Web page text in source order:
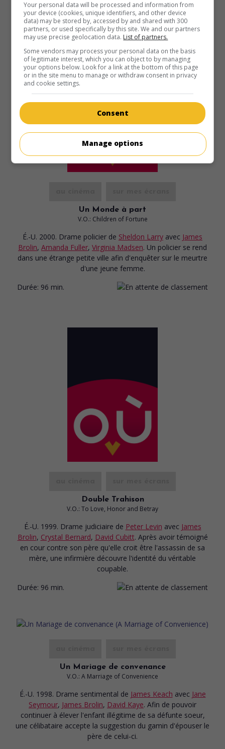
Durée: 147 min.
Un Monde à part
V.O.: Children of Fortune
É.-U. 2000. Drame policier de Sheldon Larry avec James
Brolin, Amanda Fuller, Virginia Madsen. Un policier se rend
dans une étrange petite ville afin d'enquêter sur le meurtre
d'une jeune femme.
Durée: 96 min.
Double Trahison
V.O.: To Love, Honor and Betray
É.-U. 1999. Drame judiciaire de Peter Levin avec James
Brolin, Crystal Bernard, David Cubitt. Après avoir témoigné
en cour contre son père qu'elle croit être l'assassin de sa
mère, une infirmière découvre l'identité du véritable
coupable.
Durée: 96 min.
Un Mariage de convenance
V.O.: A Marriage of Convenience
É.-U. 1998. Drame sentimental de James Keach avec Jane
Seymour, James Brolin, David Kaye. Afin de pouvoir
continuer à élever l'enfant illégitime de sa défunte soeur,
une célibataire accepte la suggestion du gamin d'épouser le
père de celui-ci.
Your personal data will be processed and information from
your device (cookies, unique identifiers, and other device
data) may be stored by, accessed by and shared with 300
partners, or used specifically by this site. We and our partners
may use precise geolocation data. List of partners.
Some vendors may process your personal data on the basis
of legitimate interest, which you can object to by managing
your options below. Look for a link at the bottom of this page
or in the site menu to manage or withdraw consent in privacy
and cookie settings.
Consent
Manage options